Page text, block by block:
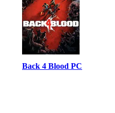
Back 4 Blood PC